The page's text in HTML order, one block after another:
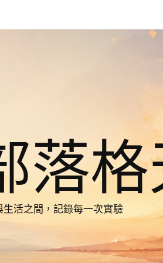
落
活之間，記錄每一次實驗